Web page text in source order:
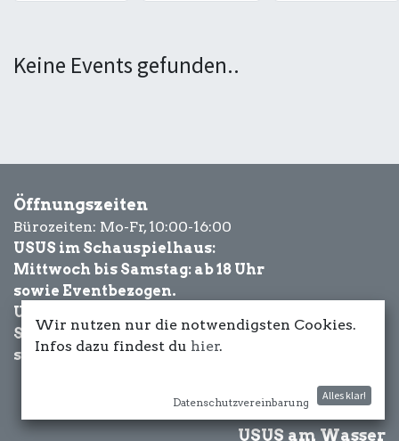
Keine Events gefunden..
Öffnungszeiten
Bürozeiten: Mo-Fr, 10:00-16:00
USUS im Schauspielhaus:
Mittwoch bis Samstag: ab 18 Uhr
sowie Eventbezogen.
USUS am Wasser:
Schönwetter-
sowie Eventbezogen.
USUS am Wasser
Wir nutzen nur die notwendigsten Cookies.
Infos dazu findest du hier.
Datenschutzvereinbarung
Alles klar!